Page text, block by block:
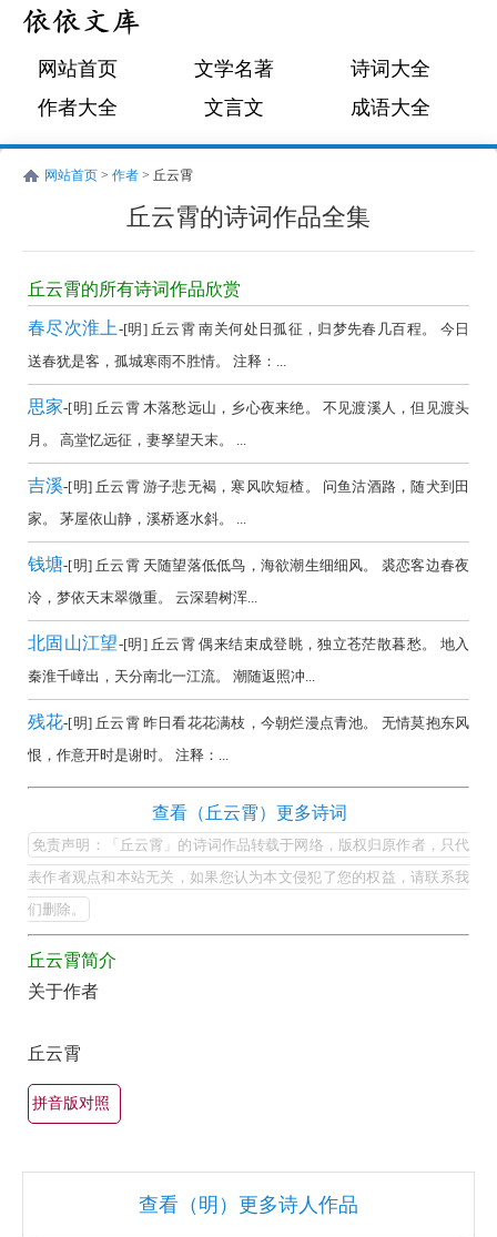
网站首页 文学名著
诗词大全
作者大全
文言文 成语大全
网站首页 > 作者 > 丘云霄
丘云霄的诗词作品全集
丘
云
霄
的
诗
词
作
品
全
集
欣
赏
（全
部
所
有
集
古
诗
词
大
全
丘云霄的所有诗词作品欣赏
春尽次淮上 -[明] 丘云霄 南关何处日孤征，归梦先春几百程。 今日
送春犹是客，孤城寒雨不胜情。 注释：...
思家-[明] 丘云霄 木落愁远山，乡心夜来绝。 不见渡溪人，但见渡头
月。 高堂忆远征，妻孥望天末。 ...
吉溪-[明] 丘云霄 游子悲无褐，寒风吹短楂。 问鱼沽酒路，随犬到田
家。 茅屋依山静，溪桥逐水斜。 ...
钱塘-[明] 丘云霄 天随望落低低鸟，海欲潮生细细风。 裘恋客边春夜
冷，梦依天末翠微重。 云深碧树浑...
北固山江望-[明] 丘云霄 偶来结束成登眺，独立苍茫散暮愁。 地入
秦淮千嶂出，天分南北一江流。 潮随返照冲...
残花-[明] 丘云霄 昨日看花花满枝，今朝烂漫点青池。 无情莫抱东风
恨，作意开时是谢时。 注释：...
云
霄
的
最
美
最
名
古
诗
查看（丘云霄）更多诗词
免责声明：「丘云霄」的诗词作品转载于网络，版权归原作者，只代
表作者观点和本站无关，如果您认为本文侵犯了您的权益，请联系我
们删除。
丘云霄简介
关于作者
丘云霄
拼音版对照
查看（明）更多诗人作品